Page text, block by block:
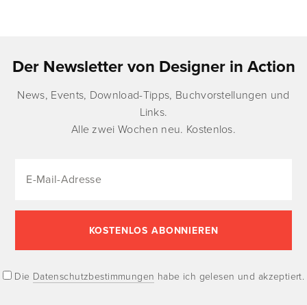
Der Newsletter von Designer in Action
News, Events, Download-Tipps, Buchvorstellungen und
Links.
Alle zwei Wochen neu. Kostenlos.
Die Datenschutzbestimmungen habe ich gelesen und akzeptiert.